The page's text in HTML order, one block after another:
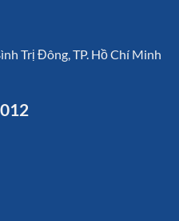
Trị Đông, TP. Hồ Chí Minh